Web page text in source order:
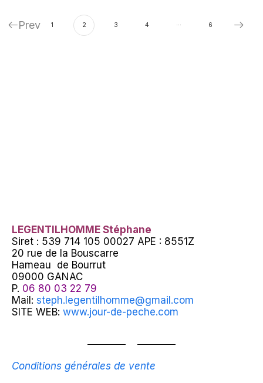
Prev 1 2 3 4 … 6
LEGENTILHOMME Stéphane
Siret : 539 714 105 00027 APE : 8551Z
20 rue de la Bouscarre
Hameau de Bourrut
09000 GANAC
P. 06 80 03 22 79
Mail: steph.legentilhomme@gmail.com
SITE WEB: www.jour-de-peche.com
Conditions générales de vente